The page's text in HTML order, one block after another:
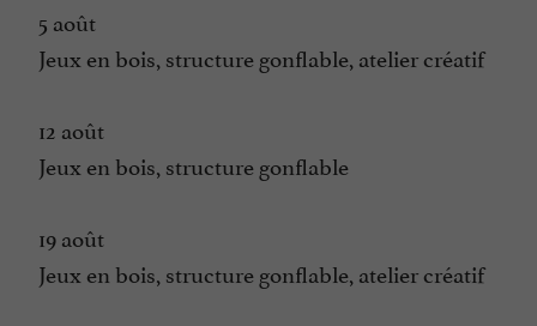
5 août
Jeux en bois, structure gonflable, atelier créatif
12 août
Jeux en bois, structure gonflable
19 août
Jeux en bois, structure gonflable, atelier créatif